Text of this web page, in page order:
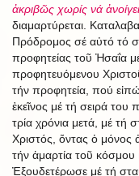
ἀκριβῶς χωρίς νά
διαμαρτύρεται.
Πρόδρομος σέ αὐτό τό
προφητείας τοῦ Ἠσαΐα
προφητευόμενου
τήν προφητεία, πού
ἐκεῖνος μέ τή σειρά του
τρία χρόνια μετά, μέ τή
Χριστός, ὄντας ὁ
τήν ἁμαρτία τοῦ
Ἐξουδετέρωσε μέ τή